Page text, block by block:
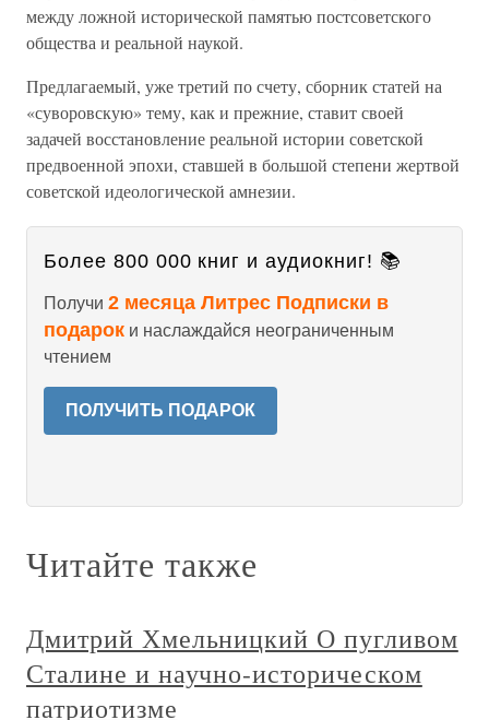
между ложной исторической памятью постсоветского
общества и реальной наукой.
Предлагаемый, уже третий по счету, сборник статей на
«суворовскую» тему, как и прежние, ставит своей
задачей восстановление реальной истории советской
предвоенной эпохи, ставшей в большой степени жертвой
советской идеологической амнезии.
Более 800 000 книг и аудиокниг! 📚
Получи 2 месяца Литрес Подписки в
подарок и наслаждайся неограниченным
чтением
ПОЛУЧИТЬ ПОДАРОК
Читайте также
Дмитрий Хмельницкий О пугливом
Сталине и научно-историческом
патриотизме